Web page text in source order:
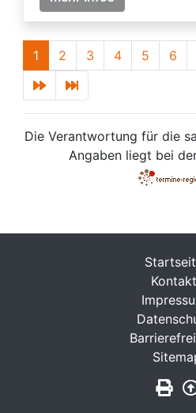
1 2 3 4 5 6
Die Verantwortung für die
Angaben liegt bei
Kontakt